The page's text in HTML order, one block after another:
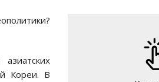
Кореи. В